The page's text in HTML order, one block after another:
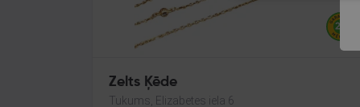
Zelts Ķēde
Tukums, Elizabetes iela 6